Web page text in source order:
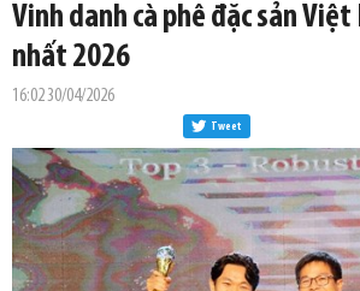
Vinh danh cà phê đặc sản
nhất 2026
16:02 30/04/2026
Tweet